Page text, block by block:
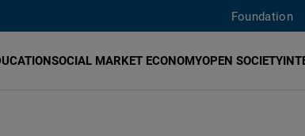
Foundation
SOCIAL MARKET ECONOMYOPEN SOCIETY